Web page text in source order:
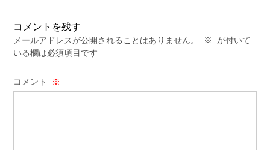
コメントを残す
メールアドレスが公開されることはありません。 ※
が付いて
いる欄は必須項目です
コメント ※